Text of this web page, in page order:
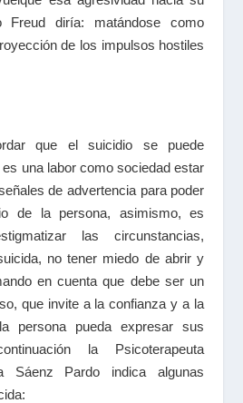
diría: matándose como
de los impulsos hostiles
que el suicidio se puede
es una labor como sociedad estar
de advertencia para poder
de la persona, asimismo, es
las circunstancias,
no tener miedo de abrir y
en cuenta que debe ser un
que invite a la confianza y a la
persona pueda expresar sus
la Psicoterapeuta
Sáenz Pardo indica algunas